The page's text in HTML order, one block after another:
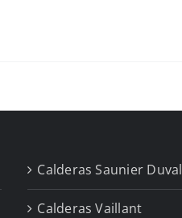
Calderas Saunier Duval
Calderas Vaillant